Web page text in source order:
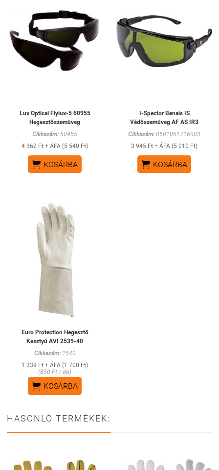
Lux Optical Flylux-5 60955
Hegesztőszemüveg
Cikkszám: 60955
4 362 Ft + ÁFA (5 540 Ft)
 KOSÁRBA
I-Spector Benais IS
Védőszemüveg AF AS IR3
Cikkszám: 0501051716003
3 945 Ft + ÁFA (5 010 Ft)
 KOSÁRBA
Euro Protection Hegesztő
Kesztyű AVI 2539-40
Cikkszám:2540
1 339 Ft + ÁFA (1 700 Ft)
(850 Ft / db)
 KOSÁRBA
HASONLÓ TERMÉKEK: